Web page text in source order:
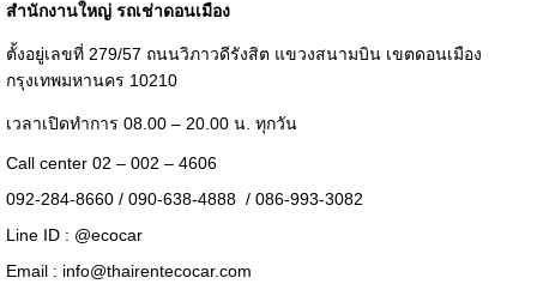
สำนักงานใหญ่ รถเช่าดอนเมือง
ตั้งอยู่เลขที่ 279/57 ถนนวิภาวดีรังสิต แขวงสนามบิน เขตดอนเมือง
กรุงเทพมหานคร 10210
เวลาเปิดทำการ 08.00 – 20.00 น. ทุกวัน
Call center 02 – 002 – 4606
092-284-8660 / 090-638-4888 / 086-993-3082
Line ID : @ecocar
Email : info@thairentecocar.com